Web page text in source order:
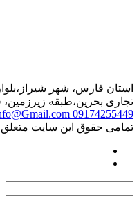
استان فارس، شهر
تجاری بحرین،طبقه زیرزمین،
09174255449
تمامی حقوق این سایت متعلق